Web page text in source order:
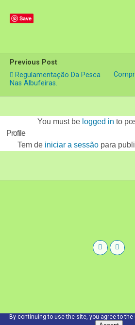
Save
Previous Post
Regulamentação Da Pesca
Nas Albufeiras.
You must be logged in to
Profile
Tem de iniciar a sessãopara
By continuing to use the site, you agree to the